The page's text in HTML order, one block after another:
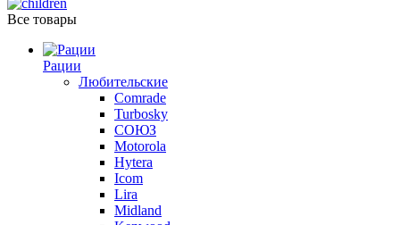
Все товары
Рации
Любительские
Comrade
Turbosky
СОЮЗ
Motorola
Hytera
Icom
Lira
Midland